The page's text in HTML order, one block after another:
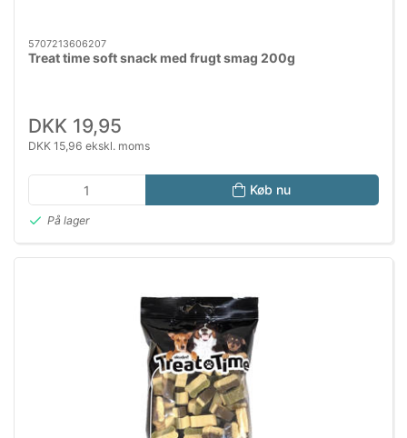
5707213606207
Treat time soft snack med frugt smag 200g
DKK 19,95
DKK 15,96 ekskl. moms
Køb nu
På lager